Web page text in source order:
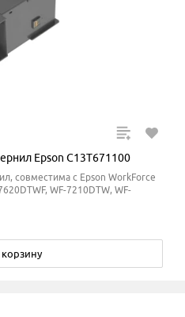
Epson C13T671100
совместима с Epson WorkForce
WF-7210DTW, WF-
корзину